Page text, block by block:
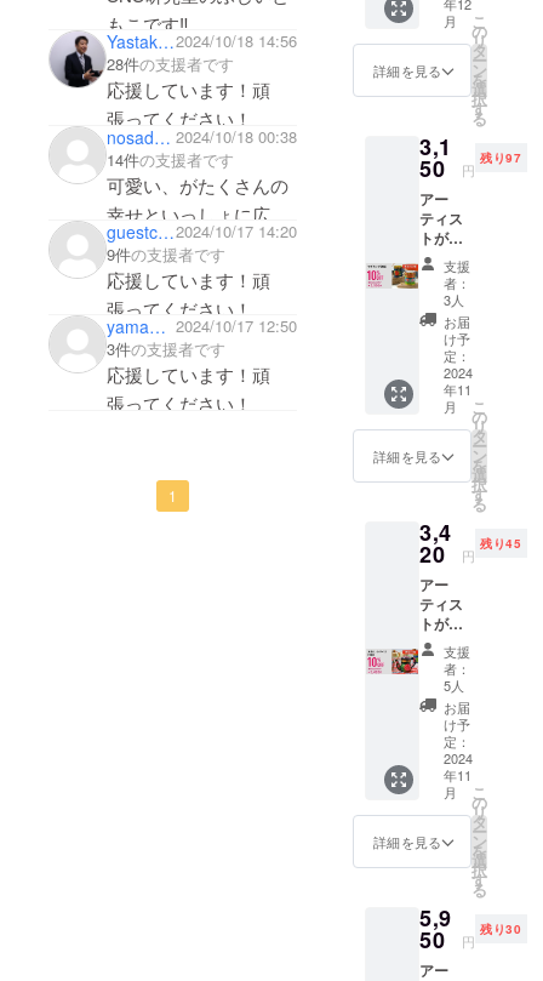
応援しています！頑
張ってください！
もこです‼️
母親の介護してまして
部屋に飾りたくて購入
しました✨
楽しみにしてます❣️
Yastaka Masui2024/10/18 14:56
28件の支援者です
応援しています！頑
張ってください！
nosada2316 2024/10/18 00:38
14件の支援者です
可愛い、がたくさんの
幸せといっしょに広が
りますように！応援し
ております！！
guestcde600abf9f42024/10/17 14:20
9件の支援者です
応援しています！頑
張ってください！
yamaneko3 2024/10/17 12:50
3件の支援者です
応援しています！頑
張ってください！
1
ための
MEDIA【あ
る・みる
素敵なアイ
テムを通し
て誰かの毎
日が、素敵
な1日となる
思いを込め
て、モノの
価値を伝え
ています！
謝の気
持ちを
込め
て、お
礼の
をお送
りしま
す。 ポ
スト
カード
をお届
け先に
お届け
しま
す。 ※
普通郵
便での
発送と
なりま
す。
年12
月
詳細を見る
こ
の
リ
タ
ー
ン
を
選
択
す
る
3,1
50 円
残り97
アー
ティス
トが手
描きで
描いた
トラッ
クアー
トを施
したマ
グカッ
プ 早期
割引
10％引
き 通常
3500円
サイ
ズ：
縦 9.5
㎝ 底7.5
㎝ 開口
部8.1㎝
素材：
ホー
ロー製
ご注意
点 雑貨
として
花瓶代
わりや
小物入
れ、イ
ンテリ
ださ
い。 ■
発送ご
支援
者：
3人
お届
け予
定：
2024
年11
月
詳細を見る
こ
の
リ
タ
ー
ン
を
選
択
す
る
3,4
20 円
残り45
アー
ティス
トが手
描きで
描いた
トラッ
クアー
トを施
したミ
ニサイ
ズの水
差し 早
期割引
10％引
き 通常
3420円
サイズ
縦 11
㎝ 底5.5
支援
者：
5人
お届
け予
定：
2024
年11
月
詳細を見る
こ
の
リ
タ
ー
ン
を
選
択
す
る
5,9
50 円
残り30
アー